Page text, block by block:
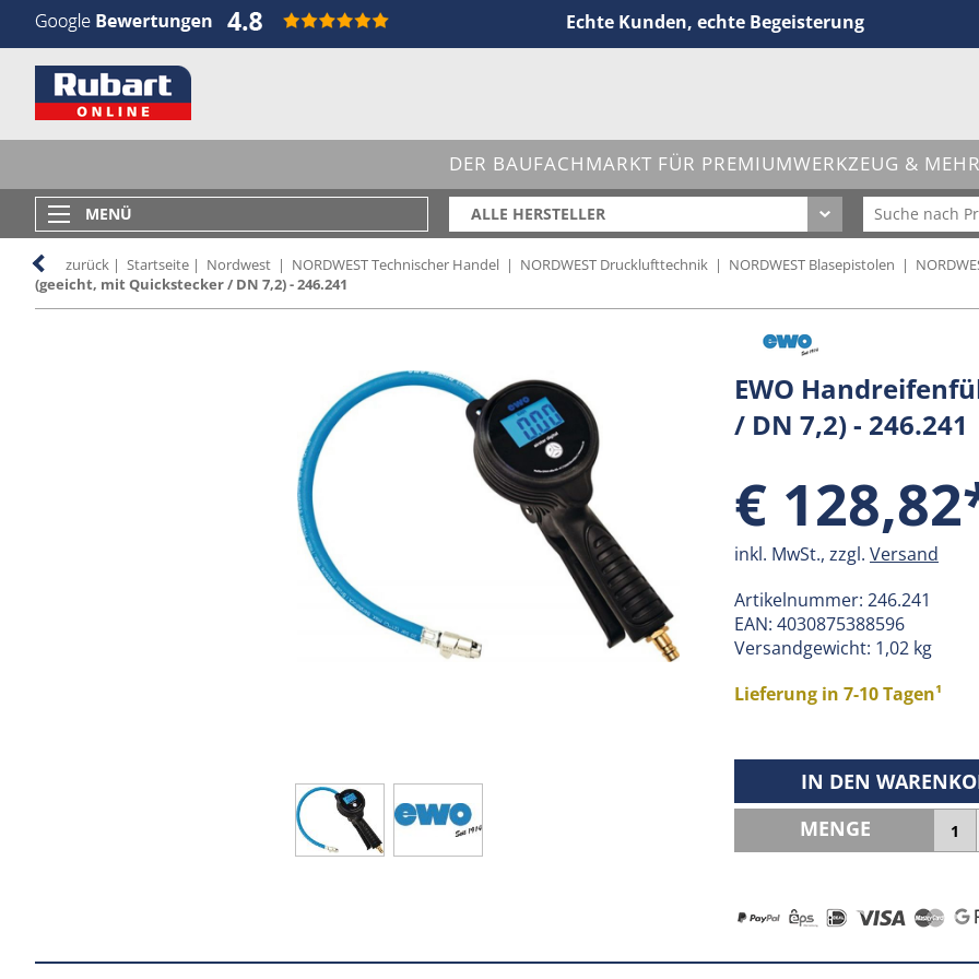
Echte Kunden, echte Begeisterung
DER BAUFACHMARKT FÜR PREMIUMWERKZEUG &
MENÜ ALLE HERSTELLER
zurück | Startseite | Nordwest | NORDWEST Technischer Handel | NORDWEST Drucklufttechnik | NORDWEST Blasepistolen |
(geeicht, mit Quickstecker / DN 7,2) - 246.241
EWO
/ DN 7,2) - 246.241
€
inkl. MwSt., zzgl. Versand
Artikelnummer: 246.241
EAN: 4030875388596
Versandgewicht: 1,02 kg
Lieferung in 7-10 Tagen¹
IN DEN
MENGE